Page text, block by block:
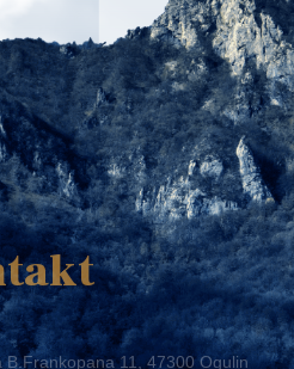
B.Frankopana 11, 47300 Ogulin
47 522 612
385 47 522 821